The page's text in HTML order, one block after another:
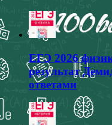
ЕГЭ 2026
результат
ответами